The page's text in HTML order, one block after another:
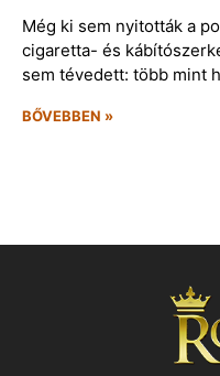
Még ki sem nyitották a
cigaretta- és
sem tévedett: több mint
BŐVEBBEN »